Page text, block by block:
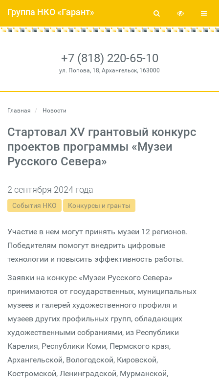
+7 (818) 220-65-10
ул. Попова, 18, Архангельск, 163000
Группа НКО «Гарант»
Главная Новости
Стартовал XV грантовый конкурс
проектов программы «Музеи
Русского Севера»
2 сентября 2024 года
События НКО Конкурсы и гранты
Участие в нем могут принять музеи 12 регионов.
Победителям помогут внедрить цифровые
технологии и повысить эффективность работы.
Заявки на конкурс «Музеи Русского Севера»
принимаются от государственных, муниципальных
музеев и галерей художественного профиля и
музеев других профильных групп, обладающих
художественными собраниями, из Республики
Карелия, Республики Коми, Пермского края,
Архангельской, Вологодской, Кировской,
Костромской, Ленинградской, Мурманской,